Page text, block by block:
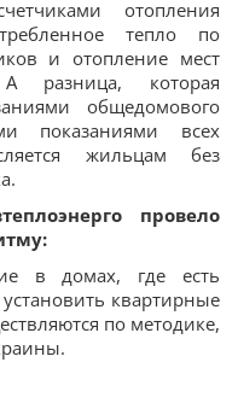
отопления
тепло по
и отопление мест
разница, которая
общедомового
показаниями всех
жильцам без
провело
в домах, где есть
квартирные
по методике,